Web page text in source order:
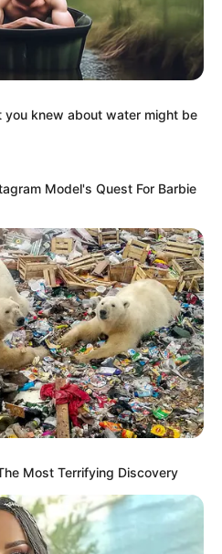
knew about water might be
Model's Quest For Barbie
Most Terrifying Discovery